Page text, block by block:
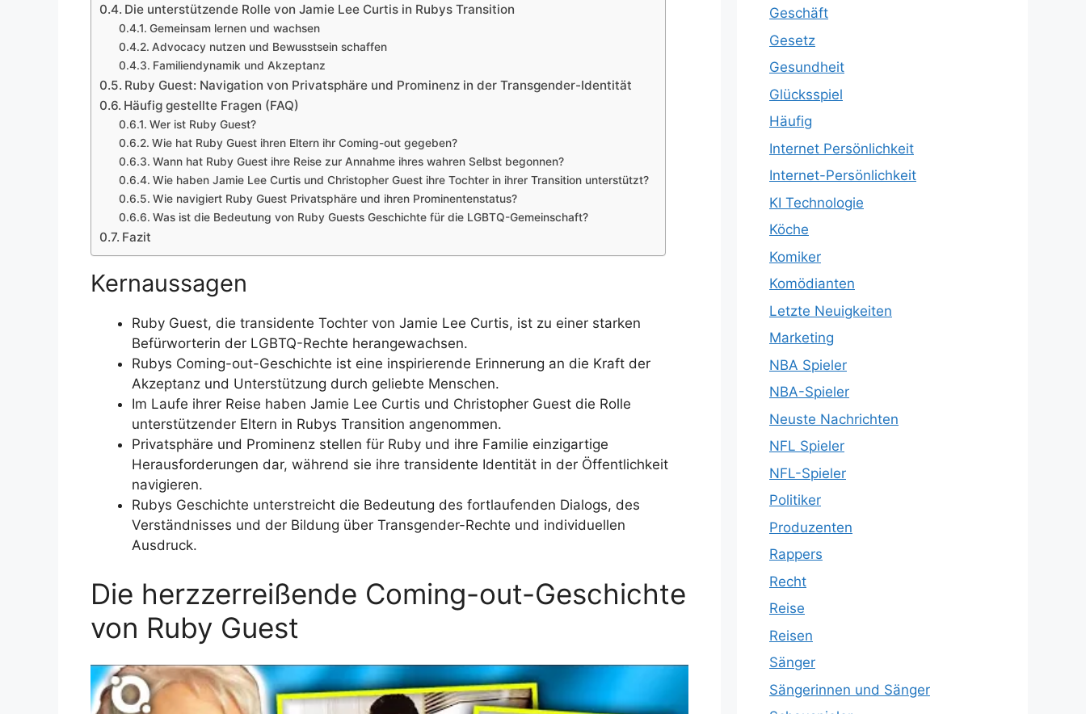
Die unterstützende Rolle von Jamie Lee Curtis in Rubys Transition
Gemeinsam lernen und wachsen
Advocacy nutzen und Bewusstsein schaffen
Familiendynamik und Akzeptanz
Ruby Guest: Navigation von Privatsphäre und Prominenz in der Transgender-Identität
Häufig gestellte Fragen (FAQ)
Wer ist Ruby Guest?
Wie hat Ruby Guest ihren Eltern ihr Coming-out gegeben?
Wann hat Ruby Guest ihre Reise zur Annahme ihres wahren Selbst begonnen?
Wie haben Jamie Lee Curtis und Christopher Guest ihre Tochter in ihrer Transition unterstützt?
Wie navigiert Ruby Guest Privatsphäre und ihren Prominentenstatus?
Was ist die Bedeutung von Ruby Guests Geschichte für die LGBTQ-Gemeinschaft?
Fazit
Kernaussagen
Ruby Guest, die transidente Tochter von Jamie Lee Curtis, ist zu einer starken
Befürworterin der LGBTQ-Rechte herangewachsen.
Rubys Coming-out-Geschichte ist eine inspirierende Erinnerung an die Kraft der
Akzeptanz und Unterstützung durch geliebte Menschen.
Im Laufe ihrer Reise haben Jamie Lee Curtis und Christopher Guest die Rolle
unterstützender Eltern in Rubys Transition angenommen.
Privatsphäre und Prominenz stellen für Ruby und ihre Familie einzigartige
Herausforderungen dar, während sie ihre transidente Identität in der Öffentlichkeit
navigieren.
Rubys Geschichte unterstreicht die Bedeutung des fortlaufenden Dialogs, des
Verständnisses und der Bildung über Transgender-Rechte und individuellen
Ausdruck.
Die herzzerreißende Coming-out-Geschichte
von Ruby Guest
Geschäft
Gesetz
Gesundheit
Glücksspiel
Häufig
Internet Persönlichkeit
Internet-Persönlichkeit
KI Technologie
Köche
Komiker
Komödianten
Letzte Neuigkeiten
Marketing
NBA Spieler
NBA-Spieler
Neuste Nachrichten
NFL Spieler
NFL-Spieler
Politiker
Produzenten
Rappers
Recht
Reise
Reisen
Sänger
Sängerinnen und Sänger